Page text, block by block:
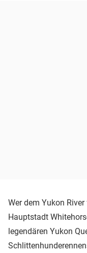
Wer dem Yukon
Hauptstadt
legendären Yukon